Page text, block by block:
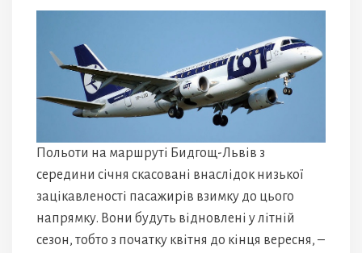
Польоти на маршруті Бидгощ-Львів з
середини січня скасовані внаслідок низької
зацікавленості пасажирів взимку до цього
напрямку. Вони будуть відновлені у літній
сезон, тобто з початку квітня до кінця вересня, –